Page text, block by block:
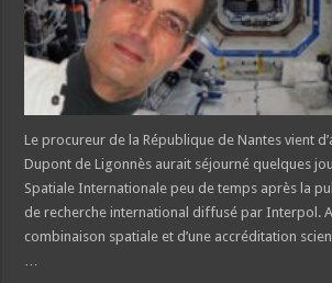
Le procureur de la République de Nantes vient
Dupont de Ligonnès aurait séjourné quelques
Spatiale Internationale peu de temps après la
de recherche international diffusé par Interpol. A
combinaison spatiale et d’une accréditation